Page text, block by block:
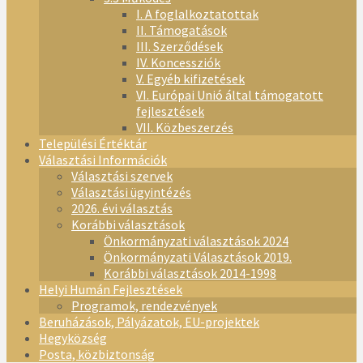
I. A foglalkoztatottak
II. Támogatások
III. Szerződések
IV. Koncessziók
V. Egyéb kifizetések
VI. Európai Unió által támogatott
fejlesztések
VII. Közbeszerzés
Települési Értéktár
Választási Információk
Választási szervek
Választási ügyintézés
2026. évi választás
Korábbi választások
Önkormányzati választások 2024
Önkormányzati Választások 2019.
Korábbi választások 2014-1998
Helyi Humán Fejlesztések
Programok, rendezvények
Beruházások, Pályázatok, EU-projektek
Hegyközség
Posta, közbiztonság